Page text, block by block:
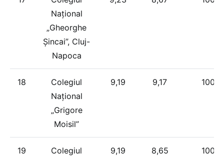
Național
„Gheorghe
Șincai”, Cluj-
Napoca
18
Colegiul
Național
„Grigore
Moisil”
9,19 9,17 100%
19
Colegiul
9,19 8,65 100%